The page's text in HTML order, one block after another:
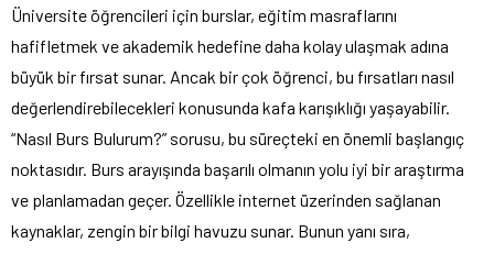
Üniversite öğrencileri için burslar, eğitim masraflarını
hafifletmek ve akademik hedefine daha kolay ulaşmak adına
büyük bir fırsat sunar. Ancak bir çok öğrenci, bu fırsatları nasıl
değerlendirebilecekleri konusunda kafa karışıklığı yaşayabilir.
“Nasıl Burs Bulurum?” sorusu, bu süreçteki en önemli başlangıç
noktasıdır. Burs arayışında başarılı olmanın yolu iyi bir araştırma
ve planlamadan geçer. Özellikle internet üzerinden sağlanan
kaynaklar, zengin bir bilgi havuzu sunar. Bunun yanı sıra,